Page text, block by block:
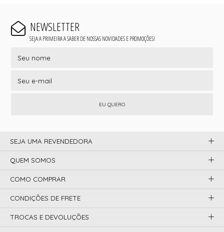
NEWSLETTER
SEJA A PRIMEIRA A SABER DE NOSSAS NOVIDADES E PROMOÇÕES!
EU QUERO
SEJA UMA REVENDEDORA
QUEM SOMOS
COMO COMPRAR
CONDIÇÕES DE FRETE
TROCAS E DEVOLUÇÕES